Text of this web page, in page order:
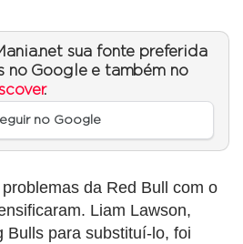
sua fonte preferida
no Google e também no
.
no Google
da Red Bull com o
Liam Lawson,
Bulls para substituí-lo, foi